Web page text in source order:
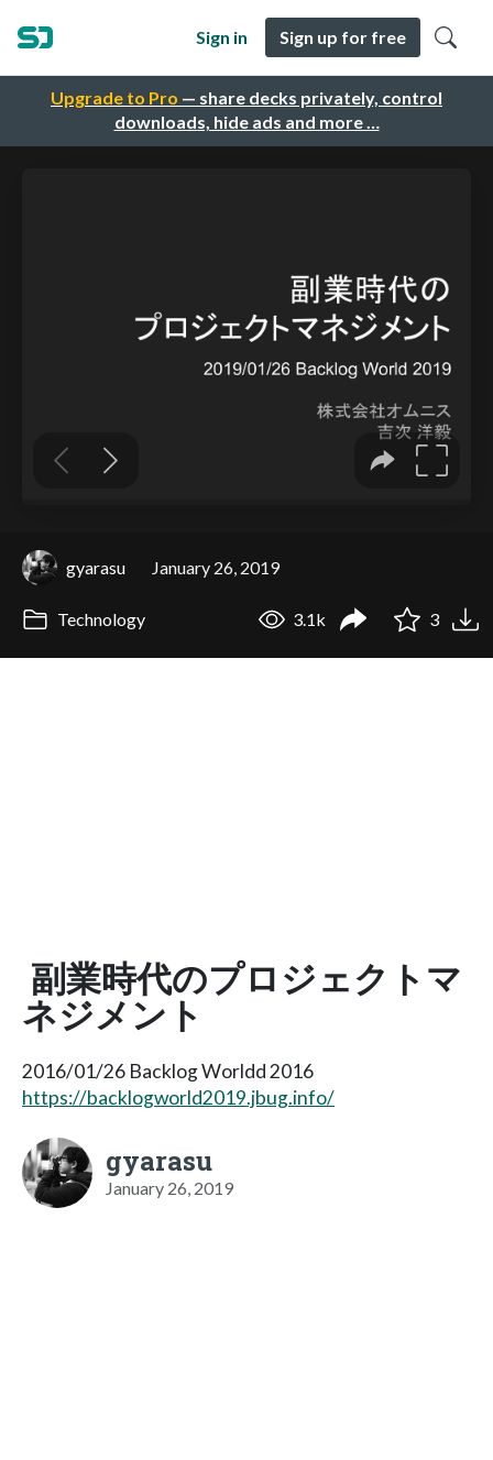
Upgrade to Pro — share decks privately, control
downloads, hide ads and more …
Sign in Sign up for free
gyarasu January 26, 2019
Technology 3.1k 3
副業時代のプロジェクトマ
ネジメント
2016/01/26 Backlog Worldd 2016
https://backlogworld2019.jbug.info/
gyarasu
January 26, 2019